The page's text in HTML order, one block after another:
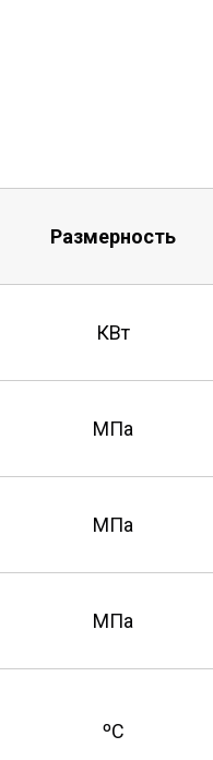
Размерность
КВт
МПа
МПа
МПа
ºС